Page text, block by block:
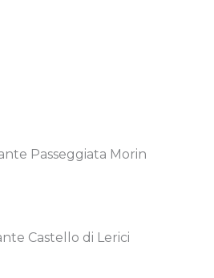
Passeggiata Morin
Castello di Lerici